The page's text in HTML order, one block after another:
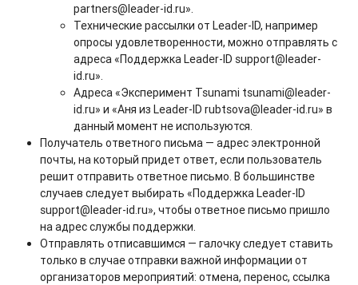
partners@leader-id.ru».
Технические рассылки от Leader-ID, например
опросы удовлетворенности, можно отправлять с
адреса «Поддержка Leader-ID support@leader-
id.ru».
Адреса «Эксперимент Tsunami tsunami@leader-
id.ru» и «Аня из Leader-ID rubtsova@leader-id.ru» в
данный момент не используются.
Получатель ответного письма — адрес электронной
почты, на который придет ответ, если пользователь
решит отправить ответное письмо. В большинстве
случаев следует выбирать «Поддержка Leader-ID
support@leader-id.ru», чтобы ответное письмо пришло
на адрес службы поддержки.
Отправлять отписавшимся — галочку следует ставить
только в случае отправки важной информации от
организаторов мероприятий: отмена, перенос, ссылка